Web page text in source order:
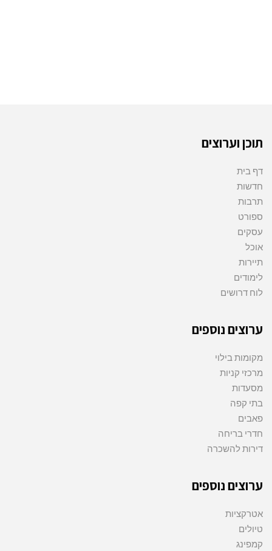
תוכן וערוצים
דף בית
חדשות
תרבות
ספורט
עסקים
אוכל
תיירות
לימודים
לוח דרושים
ערוצים נוספים
מקומות בילוי
מרכזי קניות
מסעדות
בתי קפה
פאבים
חדרי בריחה
דירות להשכרה
ערוצים נוספים
אטרקציות
טיולים
קמפינג